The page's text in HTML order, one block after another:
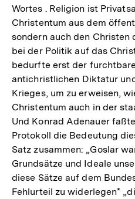
Wortes . Religion ist
Christentum aus dem
sondern auch den Christen
bei der Politik auf das
bedurfte erst der
antichristlichen Diktatur
Krieges, um zu erweisen,
Christentum auch in der
Und Konrad Adenauer
Protokoll die Bedeutung
Satz zusammen: „Goslar
Grundsätze und Ideale
diese Sätze auf dem
Fehlurteil zu widerlegen*